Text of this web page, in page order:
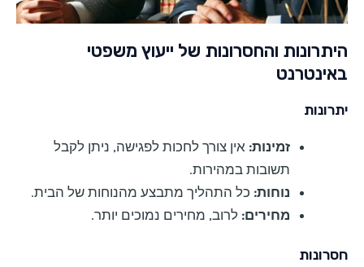
היתרונות והחסרונות של ייעוץ משפטי
באינטרנט
יתרונות
זמינות: אין צורך לחכות לפגישה, ניתן לקבל
תשובות במהירות.
נוחות: כל התהליך מתבצע מהנוחות של הבית.
מחירים: לרוב, מחירים נמוכים יותר.
חסרונות